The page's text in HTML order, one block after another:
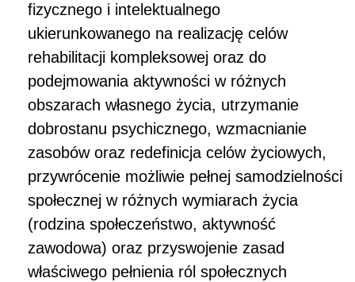
fizycznego i intelektualnego
ukierunkowanego na realizację celów
rehabilitacji kompleksowej oraz do
podejmowania aktywności w różnych
obszarach własnego życia, utrzymanie
dobrostanu psychicznego, wzmacnianie
zasobów oraz redefinicja celów życiowych,
przywrócenie możliwie pełnej samodzielności
społecznej w różnych wymiarach życia
(rodzina społeczeństwo, aktywność
zawodowa) oraz przyswojenie zasad
właściwego pełnienia ról społecznych